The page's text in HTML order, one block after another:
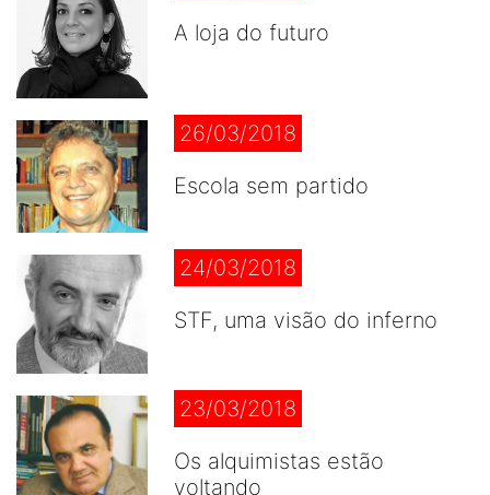
A loja do futuro
26/03/2018
Escola sem partido
24/03/2018
STF, uma visão do inferno
23/03/2018
Os alquimistas estão
voltando